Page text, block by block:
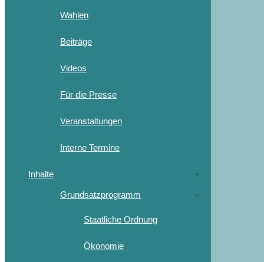
Wahlen
Beiträge
Videos
Für die Presse
Veranstaltungen
Interne Termine
Inhalte
Grundsatzprogramm
Staatliche Ordnung
Ökonomie